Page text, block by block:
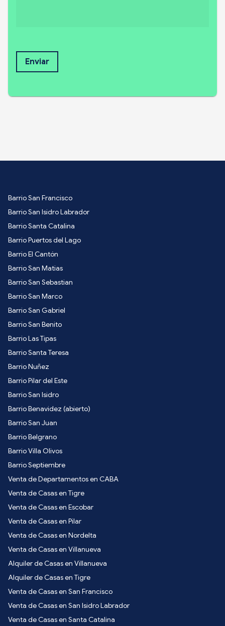
Enviar
Barrio San Francisco
Barrio San Isidro Labrador
Barrio Santa Catalina
Barrio Puertos del Lago
Barrio El Cantón
Barrio San Matias
Barrio San Sebastian
Barrio San Marco
Barrio San Gabriel
Barrio San Benito
Barrio Las Tipas
Barrio Santa Teresa
Barrio Nuñez
Barrio Pilar del Este
Barrio San Isidro
Barrio Benavidez (abierto)
Barrio San Juan
Barrio Belgrano
Barrio Villa Olivos
Barrio Septiembre
Venta de Departamentos en CABA
Venta de Casas en Tigre
Venta de Casas en Escobar
Venta de Casas en Pilar
Venta de Casas en Nordelta
Venta de Casas en Villanueva
Alquiler de Casas en Villanueva
Alquiler de Casas en Tigre
Venta de Casas en San Francisco
Venta de Casas en San Isidro Labrador
Venta de Casas en Santa Catalina